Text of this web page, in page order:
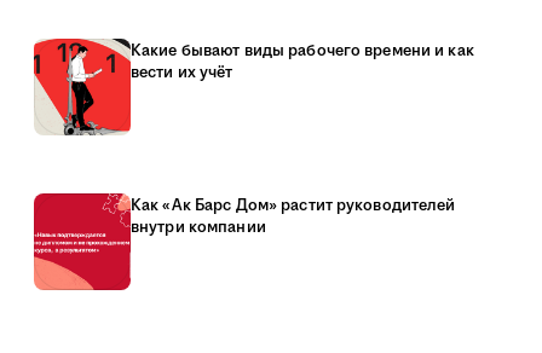
Какие бывают виды рабочего времени и как
вести их учёт
Как «Ак Барс Дом» растит руководителей
внутри компании